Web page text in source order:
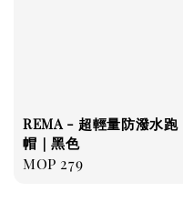
REMA - 超輕量防潑水跑
帽｜黑色
Regular
MOP 279